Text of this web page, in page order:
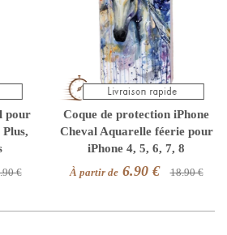
pour
€
Coque de protection iPhone
Cheval Aquarelle féerie pour
iPhone 4, 5, 6, 7, 8
À partir de6.90 € 18.90 €